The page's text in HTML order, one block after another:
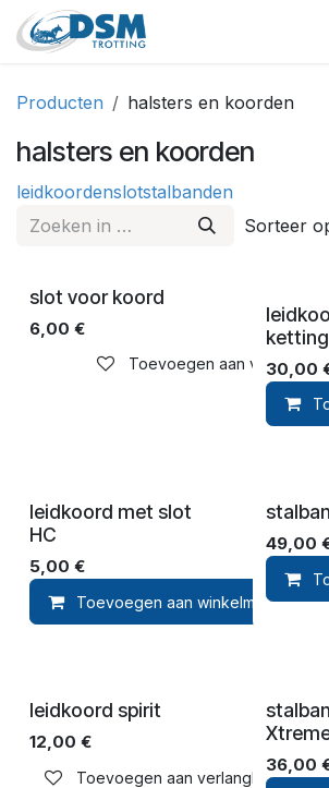
Overslaan naar inhoud
Producten halsters en koorden
halsters en koorden
leidkoordenslotstalbanden
Sorteer
slot voor koord
6,00 €
Toevoegen aan verlanglijst
ketting
30,00
leidkoord met slot
HC
5,00 €
Toevoegen aan winkelmandje
49,00
leidkoord spirit
12,00 €
Toevoegen aan verlanglijst
36,00